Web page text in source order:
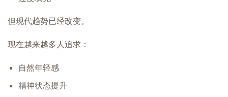
但现代趋势已经改变。
现在越来越多人追求：
自然年轻感
精神状态提升